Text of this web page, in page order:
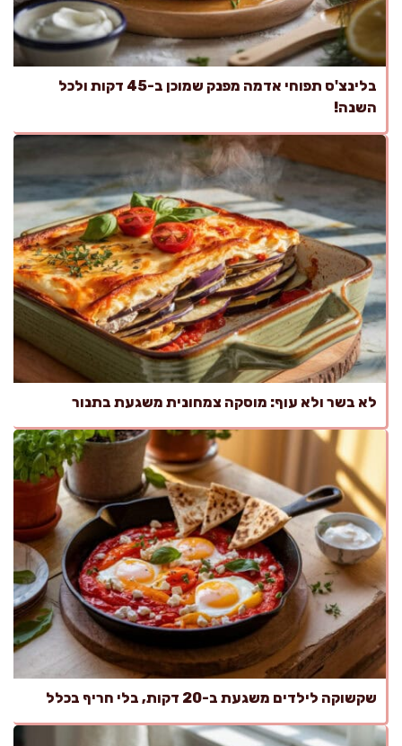
בלינצ'ס תפוחי אדמה מפנק שמוכן ב-45 דקות ולכל
השנה!
לא בשר ולא עוף: מוסקה צמחונית משגעת בתנור
שקשוקה לילדים משגעת ב-20 דקות, בלי חריף בכלל